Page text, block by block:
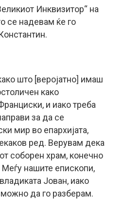
Инквизитор“ на
се надевам ќе го
што [веројатно] имаш
како
и иако треба
за да се
мир во епархијата,
ред. Верувам дека
соборен храм, конечно
нашите епископи,
Јован, иако
да го разберам.